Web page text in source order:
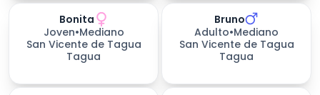
Bonita
Joven•Mediano
San Vicente de Tagua
Tagua
Bruno
Adulto•Mediano
San Vicente de Tagua
Tagua